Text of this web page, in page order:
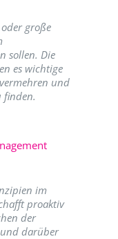
große
sollen. Die
es wichtige
und
finden.
im
proaktiv
der
darüber